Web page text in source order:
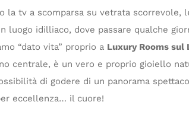
la tv a scomparsa su vetrata
luogo idilliaco, dove passare qualche
“dato vita” proprio a Luxury Rooms sul
centrale, è un vero e proprio gioiello
di godere di un panorama
eccellenza… il cuore!